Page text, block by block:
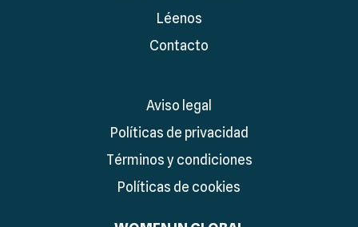
Léenos
Contacto
Aviso legal
Políticas de privacidad
Términos y condiciones
Políticas de cookies